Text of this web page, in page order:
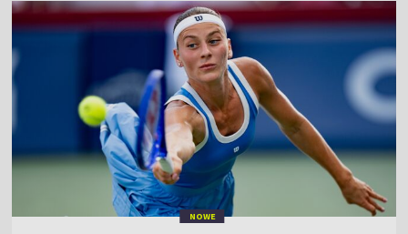
NOWE